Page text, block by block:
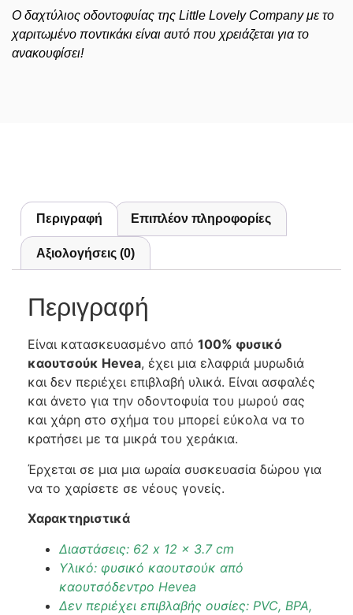
Ο δαχτύλιος οδοντοφυίας της Little Lovely Company με το
χαριτωμένο ποντικάκι είναι αυτό που χρειάζεται για το
ανακουφίσει!
Περιγραφή Επιπλέον πληροφορίες
Αξιολογήσεις (0)
Περιγραφή
Είναι κατασκευασμένο από 100% φυσικό
καουτσούκ Hevea, έχει μια ελαφριά μυρωδιά
και δεν περιέχει επιβλαβή υλικά. Είναι ασφαλές
και άνετο για την οδοντοφυία του μωρού σας
και χάρη στο σχήμα του μπορεί εύκολα να το
κρατήσει με τα μικρά του χεράκια.
Έρχεται σε μια μια ωραία συσκευασία δώρου για
να το χαρίσετε σε νέους γονείς.
Χαρακτηριστικά
Διαστάσεις: 62 x 12 x 3.7 cm
Υλικό: φυσικό καουτσούκ από
καουτσόδεντρο Hevea
Δεν περιέχει επιβλαβής ουσίες: PVC, BPA,